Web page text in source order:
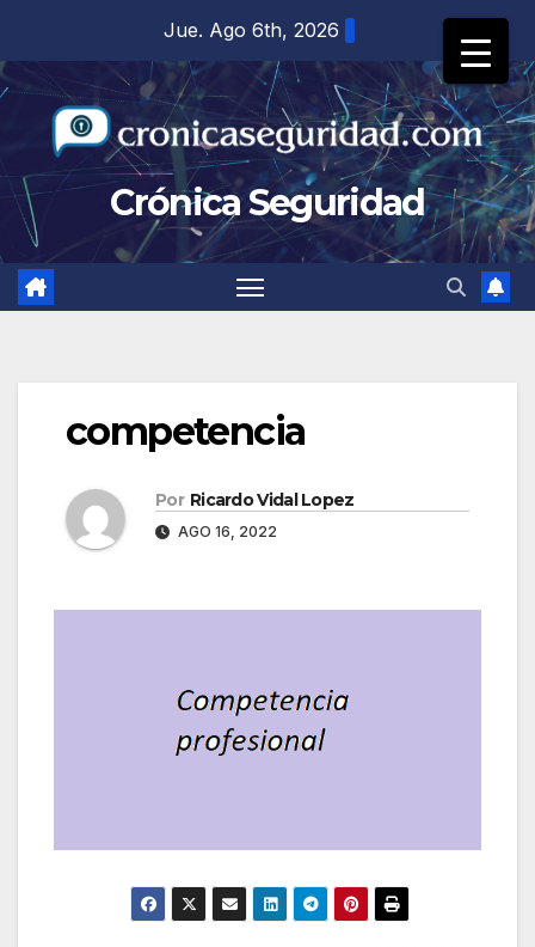
contenido
Jue. Ago 6th, 2026
Crónica Seguridad
competencia
Por Ricardo Vidal Lopez
AGO 16, 2022